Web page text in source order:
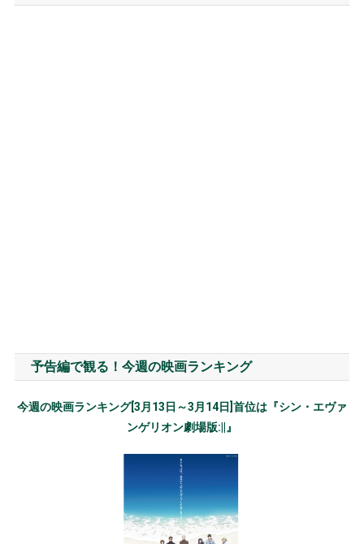
予告編で観る！今週の映画ランキング
今週の映画ランキング[3月13日～3月14日]首位は『シン・エヴァ
ンゲリオン劇場版:||』